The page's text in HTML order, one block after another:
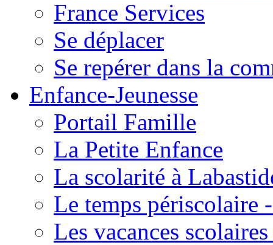
France Services
Se déplacer
Se repérer dans la
Enfance-Jeunesse
Portail Famille
La Petite Enfance
La scolarité à
Le temps périscolaire
Les vacances